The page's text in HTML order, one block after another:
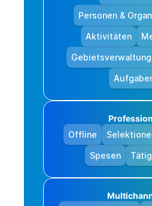
Personen &
Aktivitäten
Gebietsverwaltung
Offline
Spesen